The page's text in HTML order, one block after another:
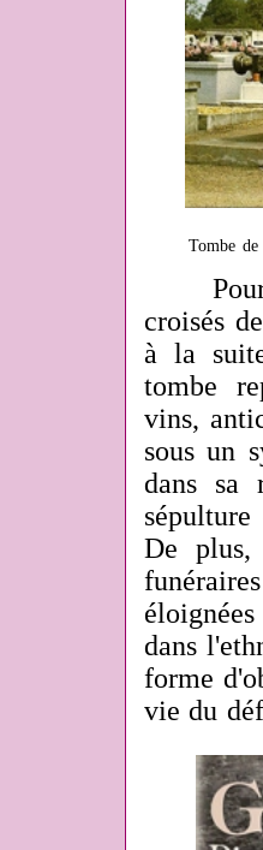
Tombe
Pour
croisés
à la
tombe
vins,
sous un
dans sa
De plus,
dans
forme
vie du